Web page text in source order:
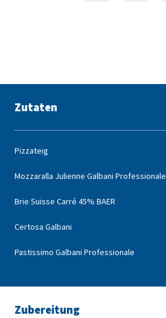
Zutaten
Pizzateig
Mozzaralla Julienne Galbani Professionale
Brie Suisse Carré 45% BAER
Certosa Galbani
Pastissimo Galbani Professionale
Zubereitung